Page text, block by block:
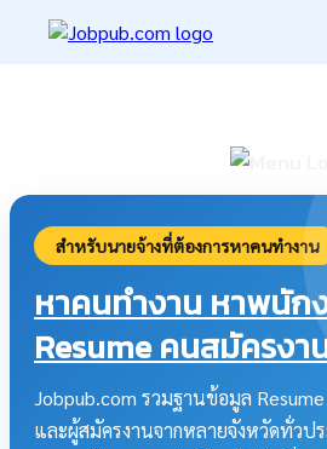
สำหรับนายจ้างที่ต้องการหาคนทำงาน
หาคนทำงาน หาพนัก
Resume คนสมัครงา
Jobpub.com รวมฐานข้อมูล
และผู้สมัครงานจากหลายจังหวัดทั่วป